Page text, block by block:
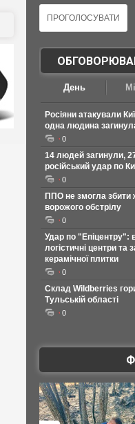
День
Росіяни атакували
одна людина
0
14 людей загинули,
російський удар по
0
ППО не змогла збити
ворожого обстрілу
0
Удар по "Епіцентру":
логістичні центри та
керамічної плитки
0
Склад Wildberries
Тульській області
0